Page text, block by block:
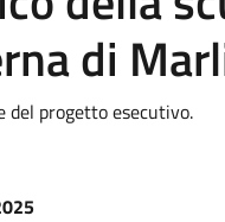
di
del progetto esecutivo.